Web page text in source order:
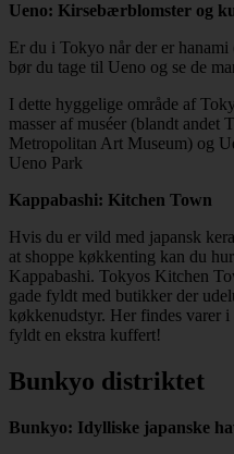
Ueno: Kirsebærblomster og
Er du i Tokyo når der er
bør du tage til Ueno og se de
I dette hyggelige område af
masser af muséer (blandt
Metropolitan Art Museum) og
Ueno Park
Kappabashi: Kitchen Town
Hvis du er vild med japansk
at shoppe køkkenting kan du
Kappabashi. Tokyos Kitchen
gade fyldt med butikker der
køkkenudstyr. Her findes varer
fyldt en ekstra kuffert!
Bunkyo distriktet
Bunkyo: Idylliske japanske